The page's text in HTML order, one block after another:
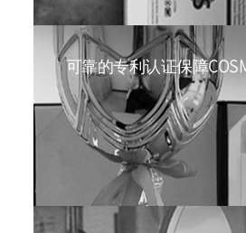
可靠的专利认证保障